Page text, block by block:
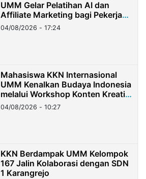
UMM Gelar Pelatihan AI dan
Affiliate Marketing bagi Pekerja
Migran Indonesia di Taiwan
04/08/2026 - 17:24
Mahasiswa KKN Internasional
UMM Kenalkan Budaya Indonesia
melalui Workshop Konten Kreatif
di Taiwan
04/08/2026 - 10:27
KKN Berdampak UMM Kelompok
167 Jalin Kolaborasi dengan SDN
1 Karangrejo